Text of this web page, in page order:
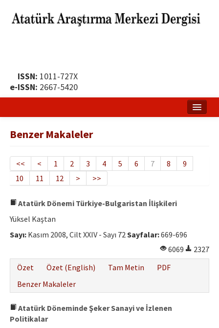
ISSN: 1011-727X
e-ISSN: 2667-5420
Yayın Politikası
Dergi Kurulları
Yayın İlkeleri
Etik İlkeler
Yazar Rehberi
Hakem Rehberi
İletişim
Benzer Makaleler
<< < 1 2 3 4 5 6 7 8
9
10
11 12 > >>
Atatürk Dönemi Türkiye-Bulgaristan İlişkileri
Yüksel Kaştan
Sayı: Kasım 2008, Cilt XXIV - Sayı 72Sayfalar:669-696
6069
2327
Özet
Özet (English) Tam Metin
PDF
Benzer Makaleler
Atatürk Döneminde Şeker Sanayi ve İzlenen
Politikalar